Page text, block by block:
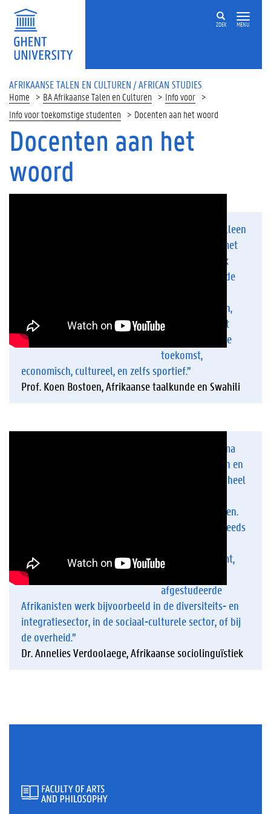
ZOEK MENU
AFRIKAANSE TALEN EN CULTUREN / AFRICAN STUDIES
Home BA Afrikaanse Talen en Culturen
Info voor
Info voor toekomstige studenten
Docenten aan het woord
Docenten aan het
woord
“Afrika is niet alleen
een continent met
een extreem rijk
verleden, waar de
mensheid liggen,
Afrika is ook het
continent van de
toekomst,
economisch, cultureel, en zelfs sportief.”
Prof. Koen Bostoen, Afrikaanse taalkunde en Swahili
“Met een diploma
Afrikaanse Talen en
Culturen zijn er heel
jobmogelijkheden.
Omdat Afrika steeds
Vlaanderen komt,
afgestudeerde
Afrikanisten werk bijvoorbeeld in de diversiteits- en
integratiesector, in de sociaal-culturele sector, of bij
de overheid.”
Dr. Annelies Verdoolaege, Afrikaanse sociolinguïstiek